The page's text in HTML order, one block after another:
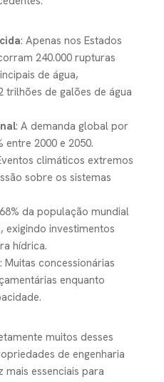
: Apenas nos Estados
240.000 rupturas
de água,
trilhões de galões de água
: A demanda global por
entre 2000 e 2050.
climáticos extremos
sobre os sistemas
da população mundial
exigindo investimentos
hídrica.
: Muitas concessionárias
enquanto
muitos desses
de engenharia
essenciais para